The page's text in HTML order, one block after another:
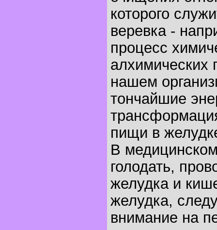
которого
веревка -
процесс
алхимических
нашем
тончайшие
пищи в
В
голодать,
желудка и
желудка,
внимание на